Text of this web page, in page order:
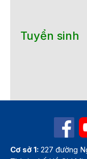
Tuyển sinh
Cơ sở 1: 227 đường